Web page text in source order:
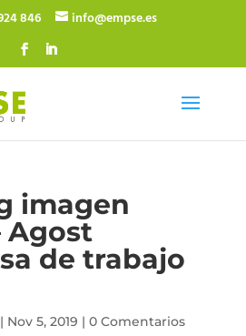
846 info@empse.es
imagen
Agost
de trabajo
| Nov 5, 2019 | 0 Comentarios